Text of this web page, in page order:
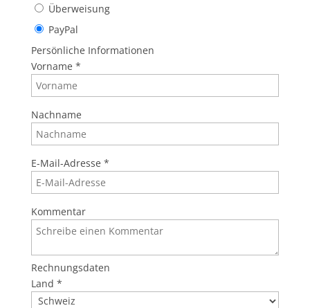
Überweisung
PayPal
Persönliche Informationen
Vorname *
Nachname
E-Mail-Adresse *
Kommentar
Rechnungsdaten
Land *